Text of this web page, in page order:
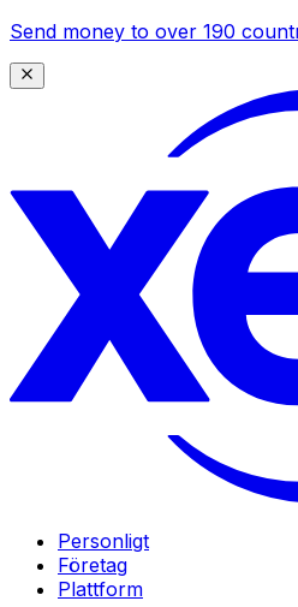
Send money to over 190
Personligt
Företag
Plattform